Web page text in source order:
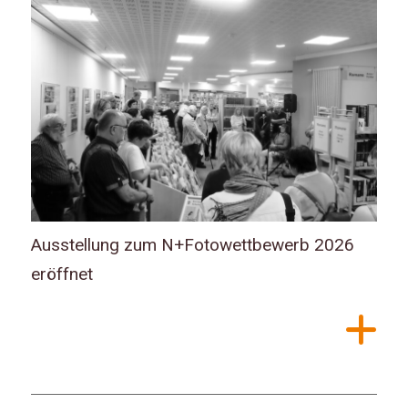
Ausstellung zum N+Fotowettbewerb 2026
eröffnet